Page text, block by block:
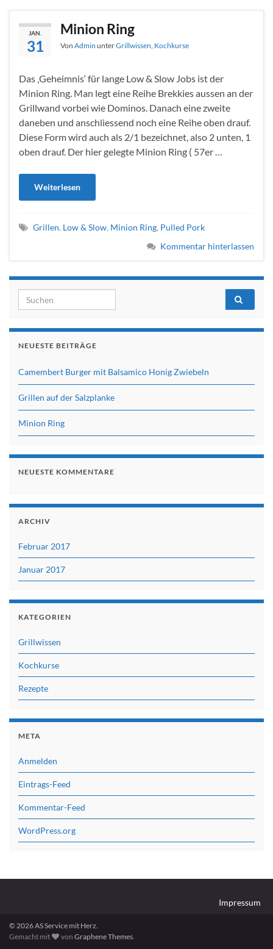
JAN.
31
Minion Ring
Von Admin unterGrillwissen, Kochkurse
Das ‚Geheimnis‘ für lange Low & Slow Jobs ist der
Minion Ring. Man legt eine Reihe Brekkies aussen an der
Grillwand vorbei wie Dominos. Danach eine zweite
daneben und anschliessend noch eine Reihe oben drauf.
Diese Form wird auch als 2/1 bezeichnet, also 2 unten, 1
oben drauf. Der hier gelegte Minion Ring ( 57er …
Weiterlesen
Grillen, Low & Slow, Minion Ring, Pulled Pork
Kommentar hinterlassen
Search for:
NEUESTE BEITRÄGE
Camembert Burger mit Balsamico Honig Zwiebeln
Grillen auf der Salzplanke
Minion Ring
NEUESTE KOMMENTARE
ARCHIV
Februar 2017
Januar 2017
KATEGORIEN
Grillwissen
Kochkurse
Rezepte
META
Anmelden
Eintrags-Feed
Kommentar-Feed
WordPress.org
Impressum
© 2026 AS Service mit Herz.
Gemacht mit
vonGraphene Themes.